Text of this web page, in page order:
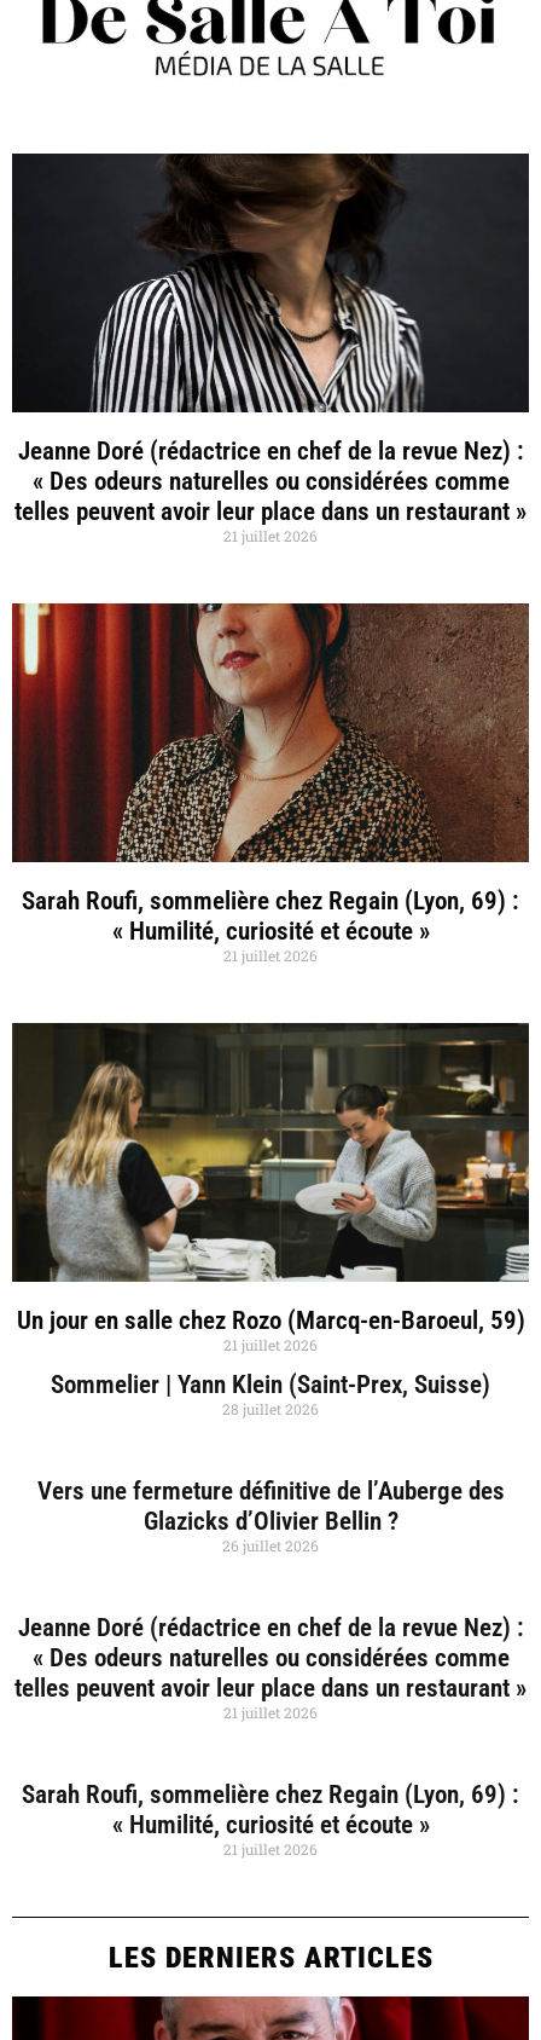
Jeanne Doré (rédactrice en chef de la revue Nez) :
« Des odeurs naturelles ou considérées comme
telles peuvent avoir leur place dans un restaurant »
21 juillet 2026
Sarah Roufi, sommelière chez Regain (Lyon, 69) :
« Humilité, curiosité et écoute »
21 juillet 2026
Un jour en salle chez Rozo (Marcq-en-Baroeul, 59)
21 juillet 2026
Sommelier | Yann Klein (Saint-Prex, Suisse)
28 juillet 2026
Vers une fermeture définitive de l’Auberge des
Glazicks d’Olivier Bellin ?
26 juillet 2026
Jeanne Doré (rédactrice en chef de la revue Nez) :
« Des odeurs naturelles ou considérées comme
telles peuvent avoir leur place dans un restaurant »
21 juillet 2026
Sarah Roufi, sommelière chez Regain (Lyon, 69) :
« Humilité, curiosité et écoute »
21 juillet 2026
LES DERNIERS ARTICLES